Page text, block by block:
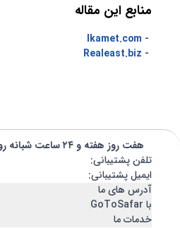
منابع این مقاله
-
Ikamet.com
-
Realeast.biz
هفت روز هفته و ۲۴ ساعت شبانه روز پاسخگوی شما هستیم.
تلفن پشتیبانی:
ایمیل پشتیبانی:
آدرس های ما
تهران، ایران
با GoToSafar
خدمات ما